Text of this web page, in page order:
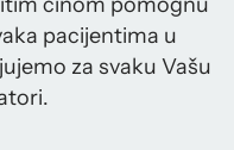
pacijentima u
za svaku Vašu